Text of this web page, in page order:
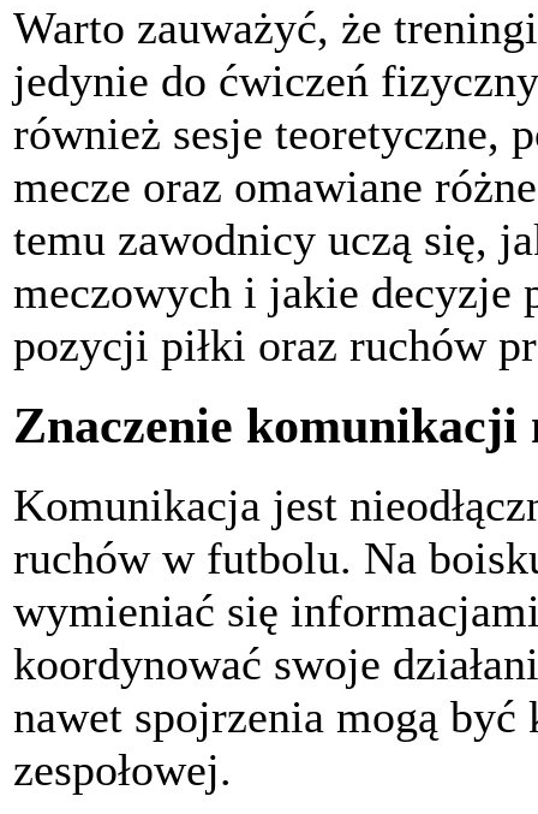
Warto zauważyć, że
jedynie do ćwiczeń
również sesje teoretyczne,
mecze oraz omawiane
temu zawodnicy uczą się,
meczowych i jakie decyzje
pozycji piłki oraz ruchów
Znaczenie komunikacji
Komunikacja jest
ruchów w futbolu. Na
wymieniać się
koordynować swoje
nawet spojrzenia mogą
zespołowej.